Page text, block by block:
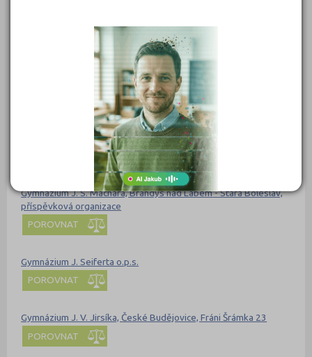
Gymnázium Ivana Olbrachta, Semily, Nad Špejcharem 574,
příspěvková organizace
Gymnázium J. G. Mendela a jeho zařízení a Základní umělecká
škola, školská právnická osoba
Gymnázium J. S. Machara, Brandýs nad Labem - Stará Boleslav,
příspěvková organizace
POROVNAT
Gymnázium J. Seiferta o.p.s.
POROVNAT
Gymnázium J. V. Jirsíka, České Budějovice, Fráni Šrámka 23
POROVNAT